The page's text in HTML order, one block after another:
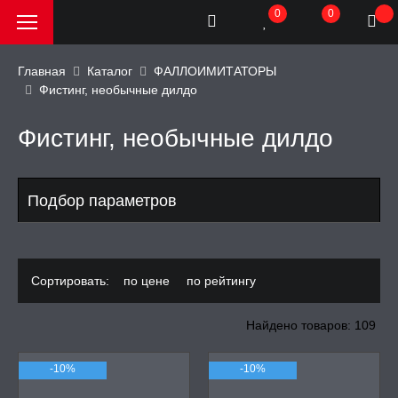
0 0
Главная Каталог
ФАЛЛОИМИТАТОРЫ
Фистинг, необычные дилдо
Фистинг, необычные дилдо
Подбор параметров
Сортировать: по цене по рейтингу
Найдено товаров: 109
-10% -10%